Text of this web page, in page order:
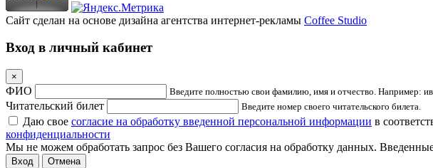
Сайт сделан на основе дизайна агентства интернет-рекламы Coffee Studio
Вход в личный кабинет
×
ФИО Введите полностью свои фамилию, имя и отчество. Например:
Читательский билет Введите номер своего читательского билета.
Даю свое согласие на обработку введенной персональной информации в
конфиденциальности
Мы не можем обработать запрос без Вашего согласия на обработку данных.
Отмена